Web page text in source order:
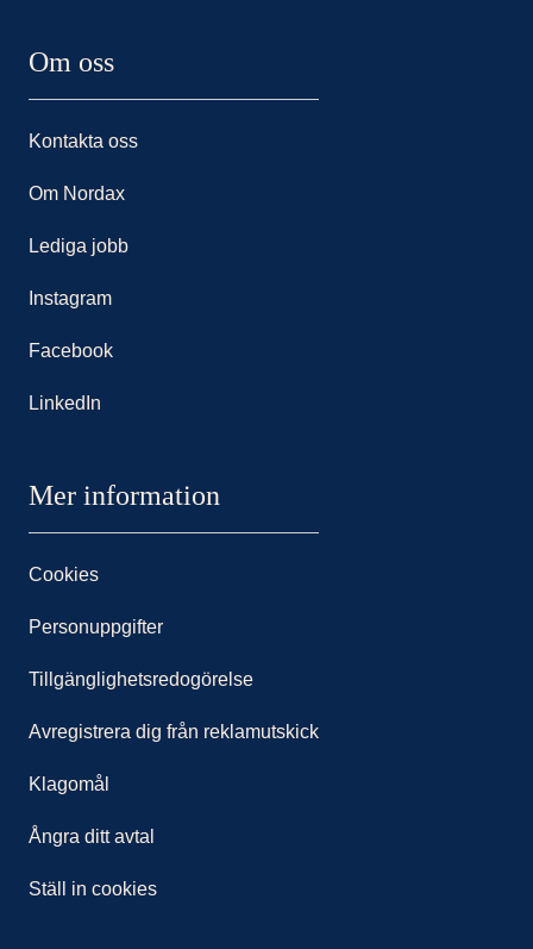
Om oss
Kontakta oss
Om Nordax
Lediga jobb
Instagram
Facebook
LinkedIn
Mer information
Cookies
Personuppgifter
Tillgänglighetsredogörelse
Avregistrera dig från reklamutskick
Klagomål
Ångra ditt avtal
Ställ in cookies